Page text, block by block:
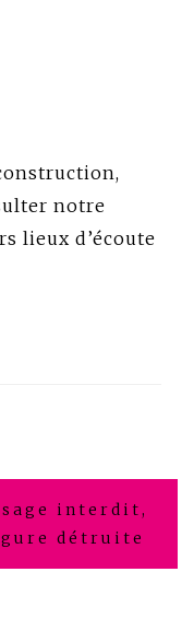
notre
lieux d’écoute
interdit,
détruite